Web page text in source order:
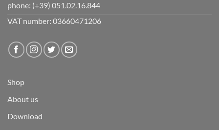
phone: (+39) 051.02.16.844
VAT number: 03660471206
Shop
About us
Download